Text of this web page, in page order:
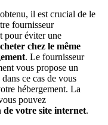
il est crucial de le
fournisseur
pour éviter une
chez le même
. Le fournisseur
vous propose un
ce cas de vous
hébergement. La
pouvez
de votre site internet.